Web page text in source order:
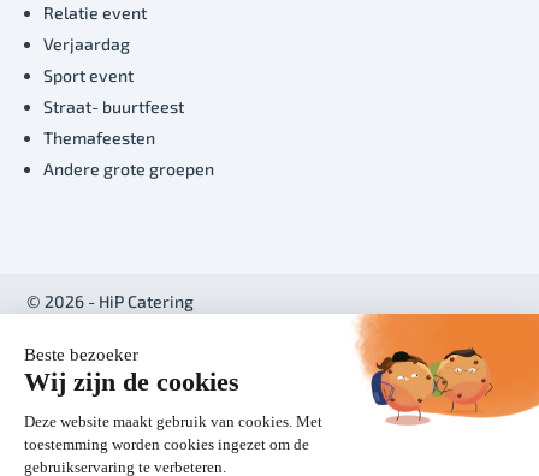
Relatie event
Verjaardag
Sport event
Straat- buurtfeest
Themafeesten
Andere grote groepen
© 2026 - HiP Catering
Realisatie: